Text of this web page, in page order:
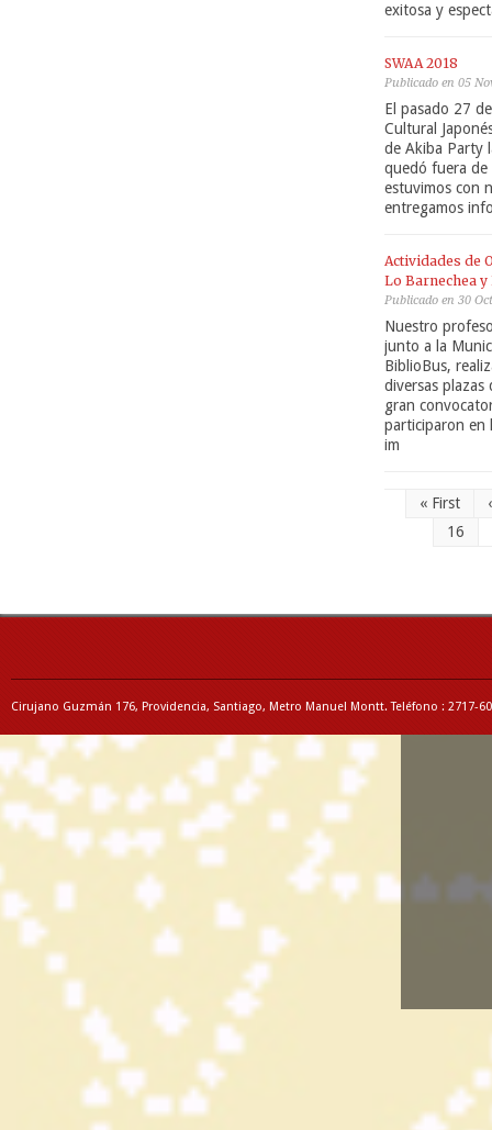
exitosa y
SWAA 2018
Publicado en 05
El pasado 27
Cultural
de Akiba Party
quedó fuera de
estuvimos con
entregamos
Actividades de
Lo Barnechea y
Publicado en 30
Nuestro
junto a la
BiblioBus,
diversas
gran
participaron en
im
« First
16
Cirujano Guzmán 176, Providencia, Santiago, Metro Manuel Montt. Teléfono : 2717-